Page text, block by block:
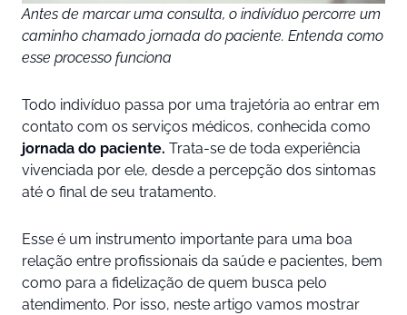
Antes de marcar uma consulta, o indivíduo percorre um
caminho chamado jornada do paciente. Entenda como
esse processo funciona
Todo indivíduo passa por uma trajetória ao entrar em
contato com os serviços médicos, conhecida como
jornada do paciente. Trata-se de toda experiência
vivenciada por ele, desde a percepção dos sintomas
até o final de seu tratamento.
Esse é um instrumento importante para uma boa
relação entre profissionais da saúde e pacientes, bem
como para a fidelização de quem busca pelo
atendimento. Por isso, neste artigo vamos mostrar